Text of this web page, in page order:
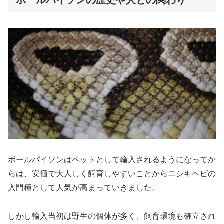
ボールパイソンはペットとして輸入されるようになってか
らは、安価で大人しく飼育しやすいことからニシキヘビの
入門種として人気が高まっていきました。
しかし輸入当初は野生の個体が多く、飼育環境も確立され